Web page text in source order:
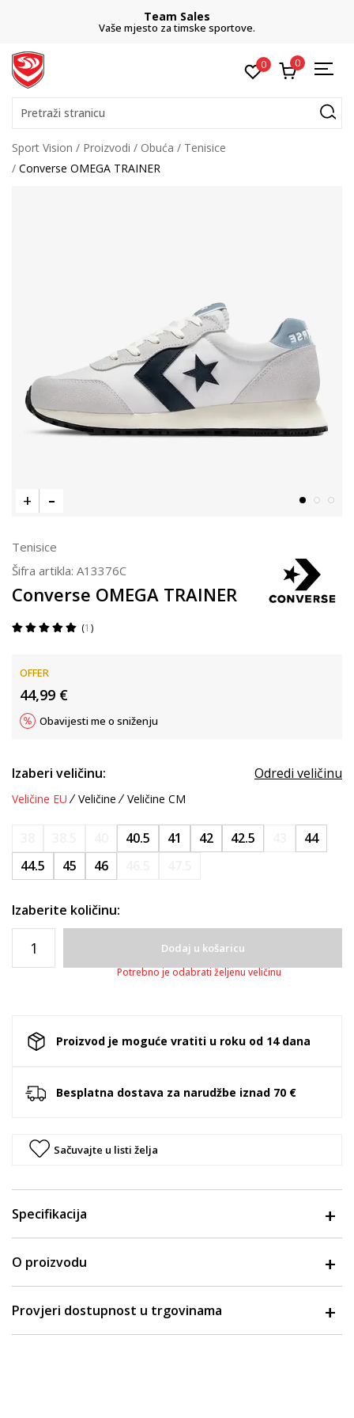
Team Sales
Vaše mjesto za timske sportove.
0 0
Pretraži stranicu
Sport Vision Proizvodi Obuća
Tenisice
Converse OMEGA TRAINER
Tenisice
Šifra artikla: A13376C
Converse OMEGA TRAINER
1
OFFER
44,99 €
Obavijesti me o sniženju
Izaberi veličinu: Odredi veličinu
Veličine EU Veličine Veličine CM
40.5 41 42 42.5
44
44.5
45 46
Izaberite količinu:
Dodaj u košaricu
Potrebno je odabrati željenu veličinu
Proizvod je moguće vratiti u roku od 14 dana
Besplatna dostava za narudžbe iznad 70 €
Sačuvajte u listi želja
Specifikacija
O proizvodu
Provjeri dostupnost u trgovinama